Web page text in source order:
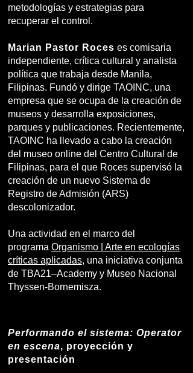
metodologías y estrategias para
recuperar el control.
Marian Pastor Roces es comisaria
independiente, crítica cultural y analista
política que trabaja desde Manila,
Filipinas. Fundó y dirige TAOINC, una
empresa que se ocupa de la creación de
museos y desarrolla exposiciones,
parques y publicaciones. Recientemente,
TAOINC ha llevado a cabo la creación
del museo online del Centro Cultural de
Filipinas, para el que Roces supervisó la
creación de un nuevo Sistema de
Registro de Admisión (ARS)
descolonizador.
Una actividad en el marco del
programa Organismo | Arte en ecologías
críticas aplicadas, una iniciativa conjunta
de TBA21–Academy y Museo Nacional
Thyssen-Bornemisza.
Performando el sistema: Operator
en escena, proyección y
presentación